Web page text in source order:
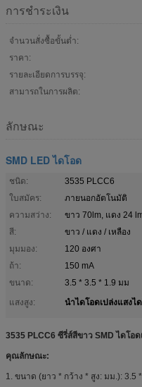
การชำระเงิน
จำนวนสั่งซื้อขั้นต่ำ:
ราคา:
รายละเอียดการบรรจุ:
สามารถในการผลิต:
ลักษณะ
SMD LED ไดโอด
ชนิด:
3535 PLCC6
ใบสมัคร:
ภายนอกอัตโนมัติ
ความสว่าง:
ขาว 70lm, แดง 24
สี:
ขาว / แดง / เหลือง
มุมมอง:
120 องศา
ถ้า:
150 mA
ขนาด:
3.5 * 3.5 * 1.9 มม
แสงสูง:
นำไดโอดเปล่งแสงไ
3535 PLCC6 ซีรี่ส์สีขาว SMD ไดโ
คุณลักษณะ:
1. ขนาด (ยาว * กว้าง * สูง: มม.): 3.5